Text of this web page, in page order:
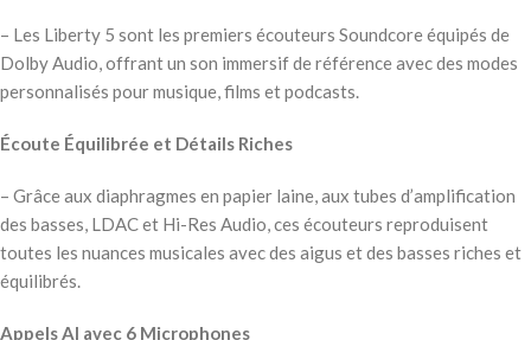
– Les Liberty 5 sont les premiers écouteurs Soundcore équipés de
Dolby Audio, offrant un son immersif de référence avec des modes
personnalisés pour musique, films et podcasts.
Écoute Équilibrée et Détails Riches
– Grâce aux diaphragmes en papier laine, aux tubes d’amplification
des basses, LDAC et Hi-Res Audio, ces écouteurs reproduisent
toutes les nuances musicales avec des aigus et des basses riches et
équilibrés.
Appels AI avec 6 Microphones